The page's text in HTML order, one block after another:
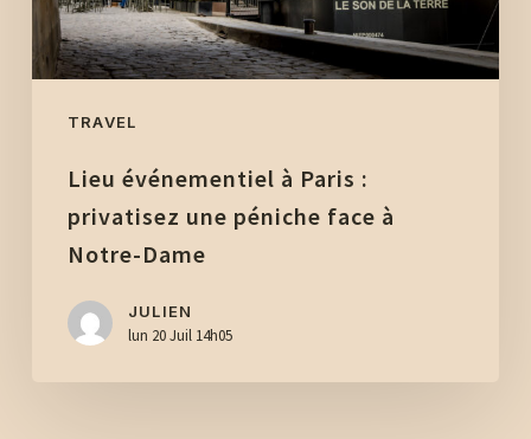
TRAVEL
péniche
face
à
Notre-
Lieu événementiel à Paris :
privatisez une péniche face à
Notre-Dame
JULIEN
lun 20 Juil 14h05